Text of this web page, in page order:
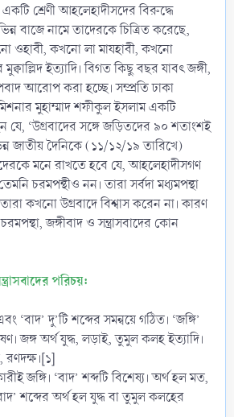
শ্রেণী আহলেহাদীসদের বিরুদ্ধে
বাজে নামে তাদেরকে চিত্রিত করেছে,
ওহাবী, কখনো লা মাযহাবী, কখনো
ইত্যাদি। বিগত কিছু বছর যাবৎ জঙ্গী,
আরোপ করা হচ্ছে। সম্প্রতি ঢাকা
মুহাম্মাদ শফীকুল ইসলাম একটি
যে, ‘উগ্রবাদের সঙ্গে জড়িতদের ৯০ শতাংশই
জাতীয় দৈনিকে (১১/১২/১৯ তারিখে)
মনে রাখতে হবে যে, আহলেহাদীসগণ
চরমপন্থীও নন। তারা সর্বদা মধ্যমপন্থা
কখনো উগ্রবাদে বিশ্বাস করেন না। কারণ
জঙ্গীবাদ ও সন্ত্রাসবাদের কোন
পরিচয়:
‘বাদ’ দু’টি শব্দের সমন্বয়ে গঠিত। ‘জঙ্গি’
জঙ্গ অর্থ যুদ্ধ, লড়াই, তুমুল কলহ ইত্যাদি।
রণদক্ষ।[১]
জঙ্গি। ‘বাদ’ শব্দটি বিশেষ্য। অর্থ হল মত,
শব্দের অর্থ হল যুদ্ধ বা তুমুল কলহের